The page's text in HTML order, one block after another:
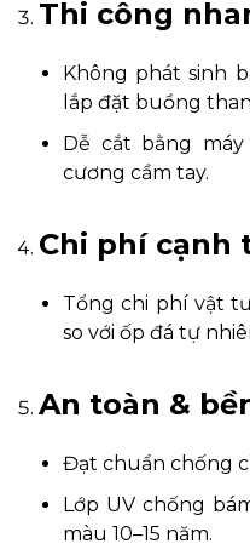
Thi công
Không phát sinh
lắp đặt buồng
Dễ cắt bằng
cương cầm tay.
Chi phí cạnh
Tổng chi phí vật
so với ốp đá tự
An toàn &
Đạt chuẩn chống
Lớp UV chống
màu 10–15 năm.